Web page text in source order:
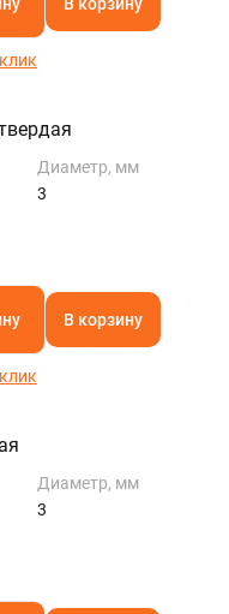
Диаметр, мм
3
В корзину
Диаметр, мм
3